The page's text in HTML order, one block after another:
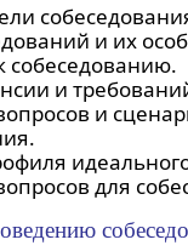
и их
собеседованию.
и
и
для